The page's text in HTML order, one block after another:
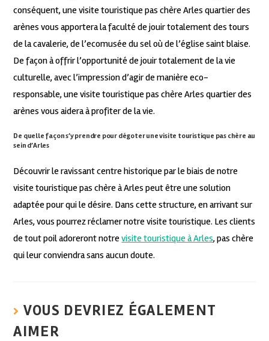
conséquent, une visite touristique pas chère Arles quartier des
arènes vous apportera la faculté de jouir totalement des tours
de la cavalerie, de l’ecomusée du sel où de l’église saint blaise.
De façon à offrir l’opportunité de jouir totalement de la vie
culturelle, avec l’impression d’agir de manière eco-
responsable, une visite touristique pas chère Arles quartier des
arènes vous aidera à profiter de la vie.
De quelle façon s’y prendre pour dégoter une visite touristique pas chère au
sein d’Arles
Découvrir le ravissant centre historique par le biais de notre
visite touristique pas chère à Arles peut être une solution
adaptée pour qui le désire. Dans cette structure, en arrivant sur
Arles, vous pourrez réclamer notre visite touristique. Les clients
de tout poil adoreront notrevisite touristique à Arles, pas chère
qui leur conviendra sans aucun doute.
VOUS DEVRIEZ ÉGALEMENT
AIMER